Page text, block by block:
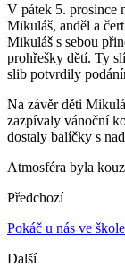
V pátek 5. prosince
Mikuláš, anděl a
Mikuláš s sebou
prohřešky dětí. Ty
slib potvrdily
Na závěr děti
zazpívaly vánoční
dostaly balíčky s
Atmosféra byla
Předchozí
Pokáč u nás ve škole
Další